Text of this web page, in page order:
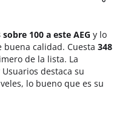
sobre 100 a este AEG y lo
calidad. Cuesta 348
de la lista. La
destaca su
lo bueno que es su